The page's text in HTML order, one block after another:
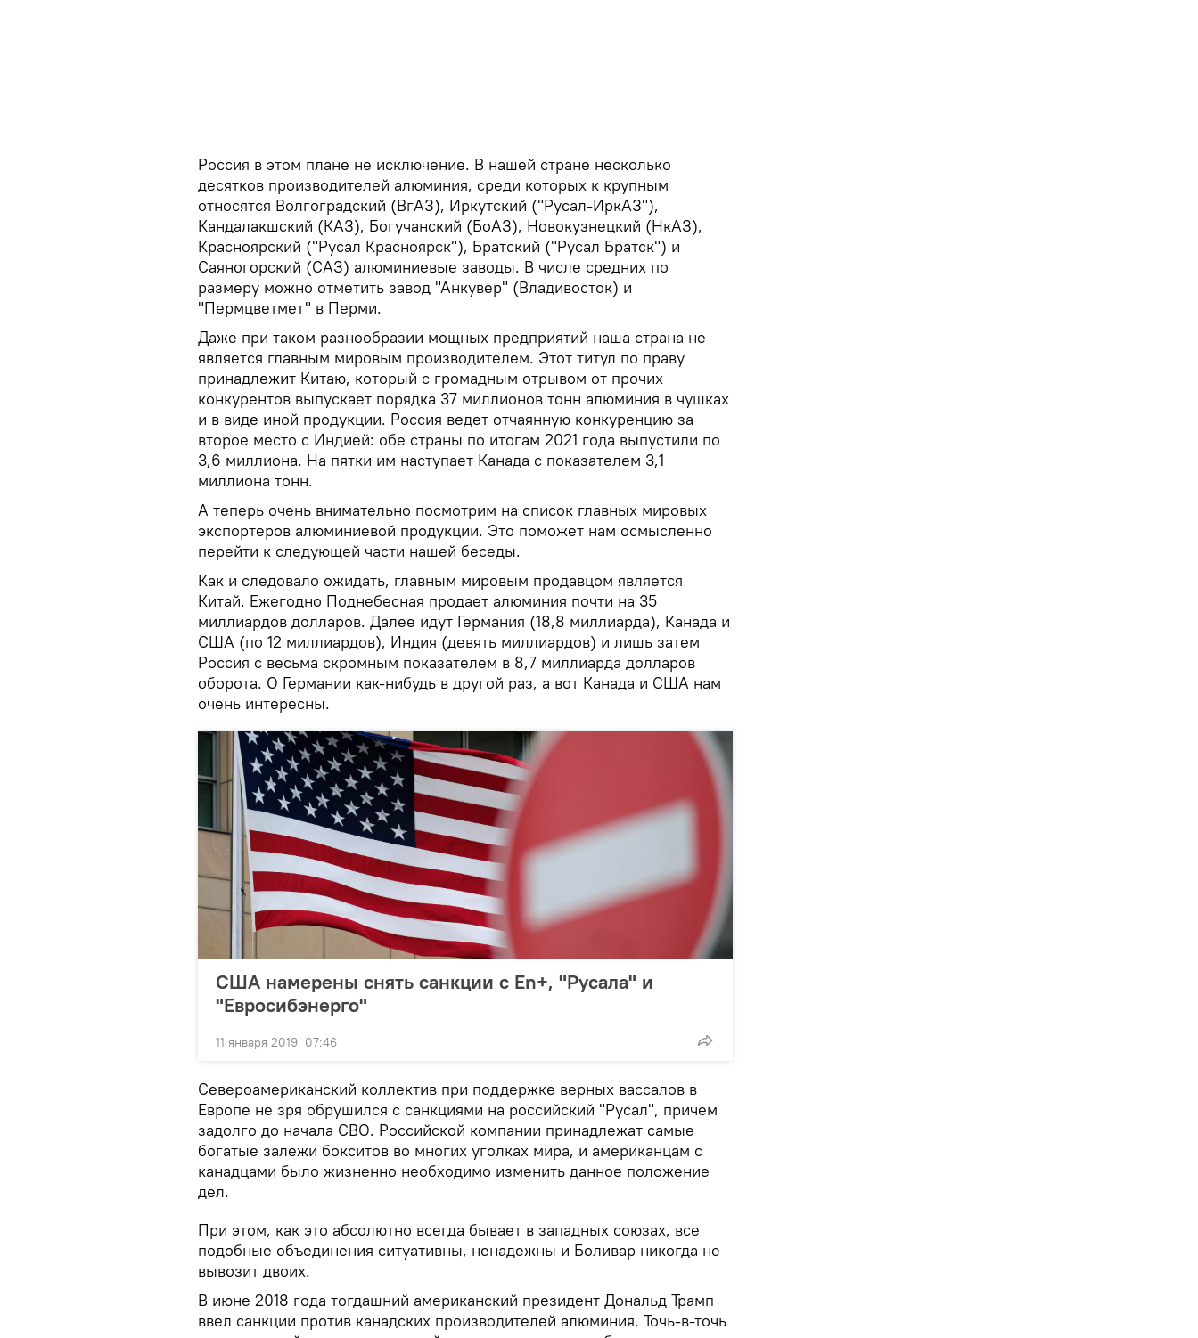
Россия в этом плане не исключение. В нашей стране несколько
десятков производителей алюминия, среди которых к крупным
относятся Волгоградский (ВгАЗ), Иркутский ("Русал-ИркАЗ"),
Кандалакшский (КАЗ), Богучанский (БоАЗ), Новокузнецкий (НкАЗ),
Красноярский ("Русал Красноярск"), Братский ("Русал Братск") и
Саяногорский (САЗ) алюминиевые заводы. В числе средних по
размеру можно отметить завод "Анкувер" (Владивосток) и
"Пермцветмет" в Перми.
Даже при таком разнообразии мощных предприятий наша страна не
является главным мировым производителем. Этот титул по праву
принадлежит Китаю, который с громадным отрывом от прочих
конкурентов выпускает порядка 37 миллионов тонн алюминия в чушках
и в виде иной продукции. Россия ведет отчаянную конкуренцию за
второе место с Индией: обе страны по итогам 2021 года выпустили по
3,6 миллиона. На пятки им наступает Канада с показателем 3,1
миллиона тонн.
А теперь очень внимательно посмотрим на список главных мировых
экспортеров алюминиевой продукции. Это поможет нам осмысленно
перейти к следующей части нашей беседы.
Как и следовало ожидать, главным мировым продавцом является
Китай. Ежегодно Поднебесная продает алюминия почти на 35
миллиардов долларов. Далее идут Германия (18,8 миллиарда), Канада и
США (по 12 миллиардов), Индия (девять миллиардов) и лишь затем
Россия с весьма скромным показателем в 8,7 миллиарда долларов
оборота. О Германии как-нибудь в другой раз, а вот Канада и США нам
очень интересны.
США намерены снять санкции с En+, "Русала" и
"Евросибэнерго"
11 января 2019, 07:46
Североамериканский коллектив при поддержке верных вассалов в
Европе не зря обрушился с санкциями на российский "Русал", причем
задолго до начала СВО. Российской компании принадлежат самые
богатые залежи бокситов во многих уголках мира, и американцам с
канадцами было жизненно необходимо изменить данное положение
дел.
При этом, как это абсолютно всегда бывает в западных союзах, все
подобные объединения ситуативны, ненадежны и Боливар никогда не
вывозит двоих.
В июне 2018 года тогдашний американский президент Дональд Трамп
ввел санкции против канадских производителей алюминия. Точь-в-точь